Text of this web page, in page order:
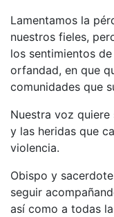
Lamentamos la
nuestros fieles,
los sentimientos
orfandad, en que
comunidades que
Nuestra voz
y las heridas que
violencia.
Obispo y
seguir
así como a todas